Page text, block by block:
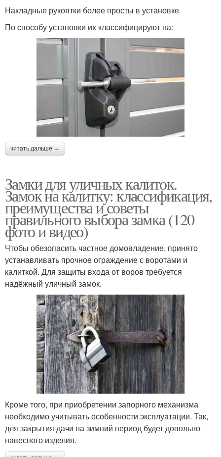
Накладные рукоятки более просты в установке
По способу установки их классифицируют на:
читать дальше →
Замки для уличных калиток.
Замок на калитку: классификация,
преимущества и советы
правильного выбора замка (120
фото и видео)
Чтобы обезопасить частное домовладение, принято
устанавливать прочное ограждение с воротами и
калиткой. Для защиты входа от воров требуется
надёжный уличный замок.
Кроме того, при приобретении запорного механизма
необходимо учитывать особенности эксплуатации. Так,
для закрытия дачи на зимний период будет довольно
навесного изделия.